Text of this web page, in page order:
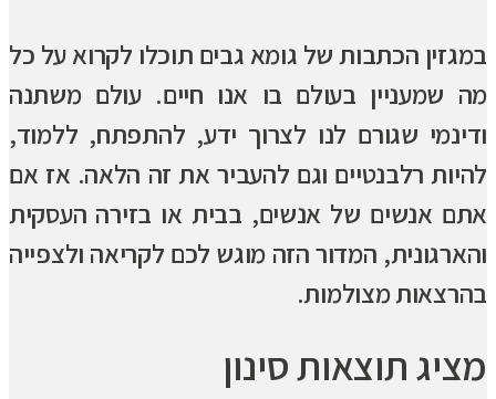
במגזין הכתבות של גומא גבים תוכלו לקרוא על כל
מה שמעניין בעולם בו אנו חיים. עולם משתנה
ודינמי שגורם לנו לצרוך ידע, להתפתח, ללמוד,
להיות רלבנטיים וגם להעביר את זה הלאה. אז אם
אתם אנשים של אנשים, בבית או בזירה העסקית
והארגונית, המדור הזה מוגש לכם לקריאה ולצפייה
בהרצאות מצולמות.
מציג תוצאות סינון